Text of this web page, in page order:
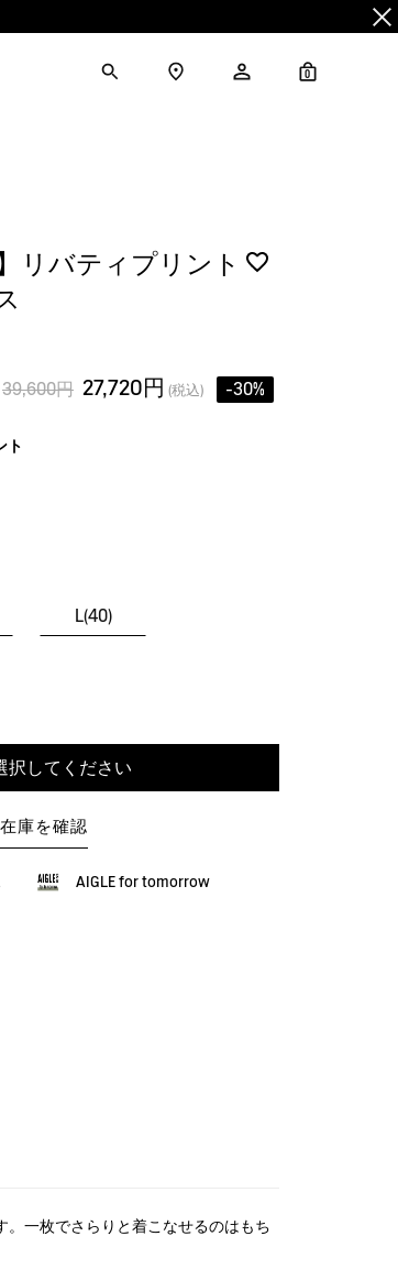
0
】リバティプリント
39,600円 27,720円 (税込) -30%
ト
L(40)
択してください
庫を確認
AIGLE for tomorrow
一枚でさらりと着こなせるのはもち